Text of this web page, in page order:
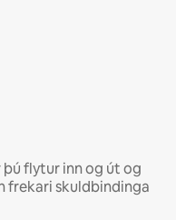
flytur inn og út og
frekari skuldbindinga